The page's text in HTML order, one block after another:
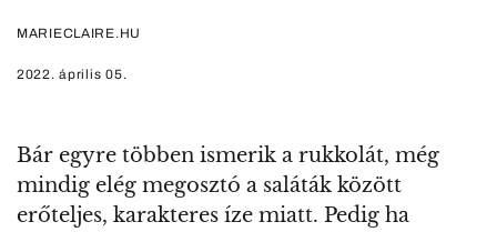
MARIECLAIRE.HU
2022. április 05.
Bár egyre többen ismerik a rukkolát, még
mindig elég megosztó a saláták között
erőteljes, karakteres íze miatt. Pedig ha